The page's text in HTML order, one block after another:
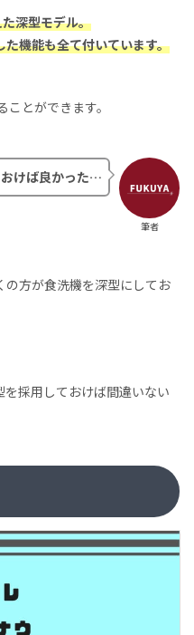
深型モデル。
機能も全て付いています。
ことができます。
筆者
けば良かった…
方が食洗機を深型にしてお
採用しておけば間違いない